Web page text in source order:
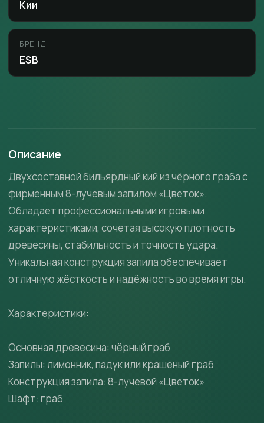
Кии
БРЕНД
ESB
Описание
Двухсоставной бильярдный кий из чёрного граба с
фирменным 8-лучевым запилом «Цветок».
Обладает профессиональными игровыми
характеристиками, сочетая высокую плотность
древесины, стабильность и точность удара.
Уникальная конструкция запила обеспечивает
отличную жёсткость и надёжность во время игры.
Характеристики:
Основная древесина: чёрный граб
Запилы: лимонник, падук или крашеный граб
Конструкция запила: 8-лучевой «Цветок»